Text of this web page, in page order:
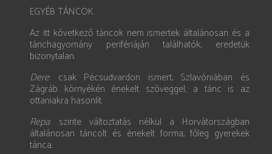
EGYÉB TÁNCOK
Az itt következő táncok nem ismertek általánosan és a
tánchagyomány perifériáján találhatók; eredetük
bizonytalan.
Dere: csak Pécsudvardon ismert; Szlavóniában és
Zágráb környékén énekelt szöveggel, a tánc is az
ottaniakra hasonlít.
Repa: szinte változtatás nélkül a Horvátországban
általánosan táncolt és énekelt forma; főleg gyerekek
tánca.